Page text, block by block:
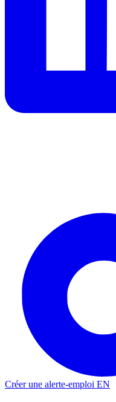
Créer une alerte-emploi EN